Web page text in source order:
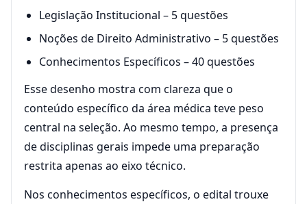
Legislação Institucional – 5 questões
Noções de Direito Administrativo – 5 questões
Conhecimentos Específicos – 40 questões
Esse desenho mostra com clareza que o
conteúdo específico da área médica teve peso
central na seleção. Ao mesmo tempo, a presença
de disciplinas gerais impede uma preparação
restrita apenas ao eixo técnico.
Nos conhecimentos específicos, o edital trouxe